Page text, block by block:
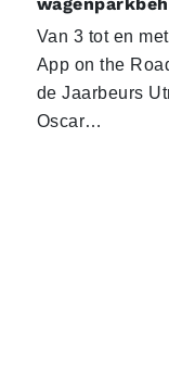
Van 3 tot en
App on the
de Jaarbeurs
Oscar…